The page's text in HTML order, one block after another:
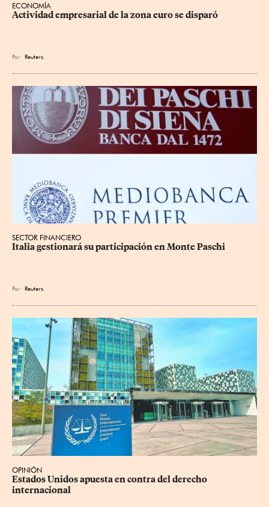
ECONOMÍA
Actividad empresarial de la zona euro se disparó
Por Reuters
SECTOR FINANCIERO
Italia gestionará su participación en Monte Paschi
Por Reuters
OPINIÓN
Estados Unidos apuesta en contra del derecho
internacional